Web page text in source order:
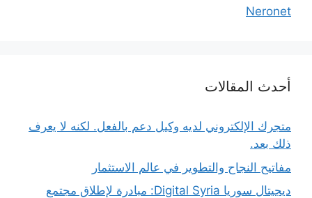
Neronet
أحدث المقالات
متجرك الإلكتروني لديه وكيل دعم بالفعل. لكنه لا يعرف
ذلك بعد.
مفاتيح النجاح والتطوير في عالم الاستثمار
ديجيتال سوريا Digital Syria: مبادرة لإطلاق مجتمع